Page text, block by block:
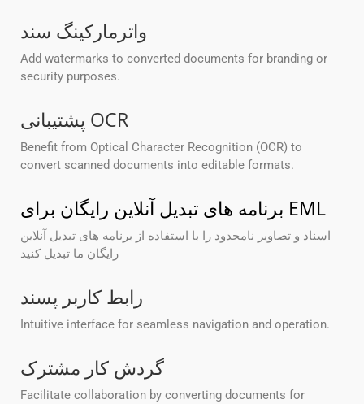
واترمارکینگ سند
Add watermarks to converted documents for branding or
security purposes.
پشتیبانی OCR
Benefit from Optical Character Recognition (OCR) to
convert scanned documents into editable formats.
برنامه های تبدیل آنلاین رایگان برای EML
اسناد و تصاویر نامحدود را با استفاده از برنامه های تبدیل آنلاین
رایگان ما تبدیل کنید
رابط کاربر پسند
Intuitive interface for seamless navigation and operation.
گردش کار مشترک
Facilitate collaboration by converting documents for